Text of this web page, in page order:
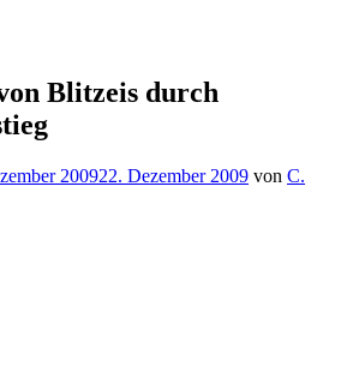
Blitzeis durch
200922. Dezember 2009 von C.